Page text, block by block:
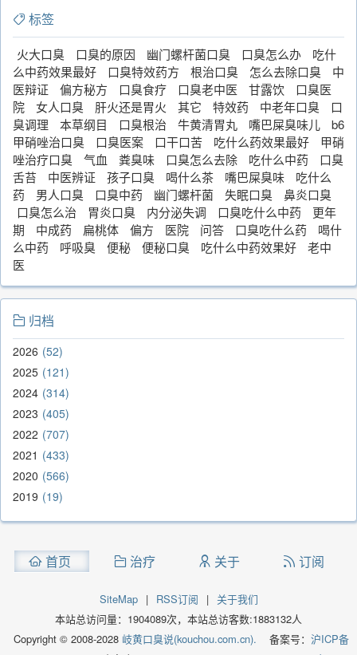
标签
火大口臭 口臭的原因 幽门螺杆菌口臭 口臭怎么办
吃什
么中药效果最好
口臭特效药方 根治口臭 怎么去除口臭
中
医辩证
偏方秘方 口臭食疗 口臭老中医 甘露饮
口臭医
院
女人口臭 肝火还是胃火 其它 特效药 中老年口臭
口
臭调理
本草纲目 口臭根治 牛黄清胃丸 嘴巴屎臭味儿
b6
甲硝唑治口臭
口臭医案 口干口苦 吃什么药效果最好
甲硝
唑治疗口臭
气血 粪臭味 口臭怎么去除 吃什么中药
口臭
舌苔
中医辨证 孩子口臭 喝什么茶 嘴巴屎臭味
吃什么
药
男人口臭 口臭中药 幽门螺杆菌 失眠口臭
鼻炎口臭
口臭怎么治
胃炎口臭 内分泌失调 口臭吃什么中药
更年
期
中成药 扁桃体 偏方 医院 问答 口臭吃什么药
喝什
么中药
呼吸臭 便秘 便秘口臭 吃什么中药效果好
老中
医
归档
2026 52
2025 121
2024 314
2023 405
2022 707
2021
433
2020 566
2019 19
首页 治疗 关于 订阅
SiteMap | RSS订阅 |
关于我们
本站总访问量： 1904089次，本站总访客数:1883132人
Copyright © 2008-2028 岐黄口臭说(kouchou.com.cn). 备案号： 沪ICP备